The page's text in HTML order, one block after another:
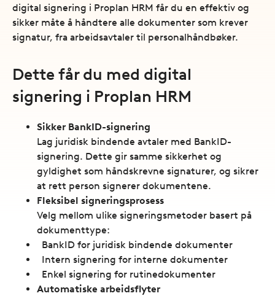
digital signering i Proplan HRM får du en effektiv og
sikker måte å håndtere alle dokumenter som krever
signatur, fra arbeidsavtaler til personalhåndbøker.
Dette får du med digital
signering i Proplan HRM
Sikker BankID-signering
Lag juridisk bindende avtaler med BankID-
signering. Dette gir samme sikkerhet og
gyldighet som håndskrevne signaturer, og sikrer
at rett person signerer dokumentene.
Fleksibel signeringsprosess
Velg mellom ulike signeringsmetoder basert på
dokumenttype:
BankID for juridisk bindende dokumenter
Intern signering for interne dokumenter
Enkel signering for rutinedokumenter
Automatiske arbeidsflyter